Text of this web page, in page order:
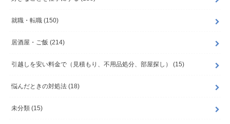
就職・転職 (150)
居酒屋・ご飯 (214)
引越しを安い料金で（見積もり、不用品処分、部屋探し） (15)
悩んだときの対処法 (18)
未分類 (15)